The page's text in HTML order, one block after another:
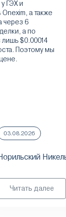
ГЭХ и
а также
через 6
а по
$0.00014
Поэтому мы
03.08.2026
Читать далее